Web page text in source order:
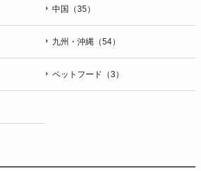
中国（35）
九州・沖縄（54）
ペットフード（3）